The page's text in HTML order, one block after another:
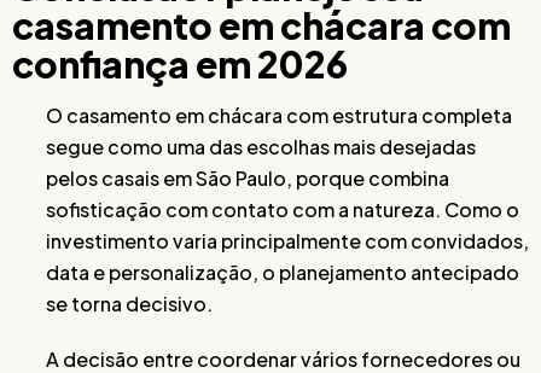
casamento em chácara com
confiança em 2026
O casamento em chácara com estrutura completa
segue como uma das escolhas mais desejadas
pelos casais em São Paulo, porque combina
sofisticação com contato com a natureza. Como o
investimento varia principalmente com convidados,
data e personalização, o planejamento antecipado
se torna decisivo.
A decisão entre coordenar vários fornecedores ou